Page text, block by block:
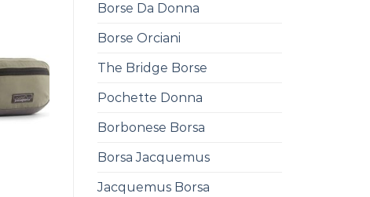
Borse Da Donna
Borse Orciani
The Bridge Borse
Pochette Donna
Borbonese Borsa
Borsa Jacquemus
Jacquemus Borsa